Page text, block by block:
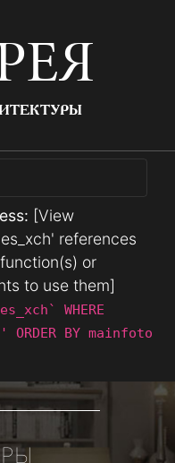
[View
references
or
to use them]
WHERE
BY mainfoto